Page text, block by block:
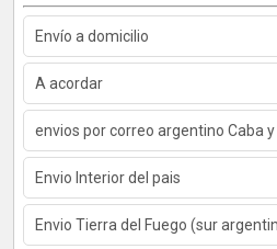
Envío a domicilio
A acordar
envios por correo argentino Caba y
Envio Interior del pais
Envio Tierra del Fuego (sur